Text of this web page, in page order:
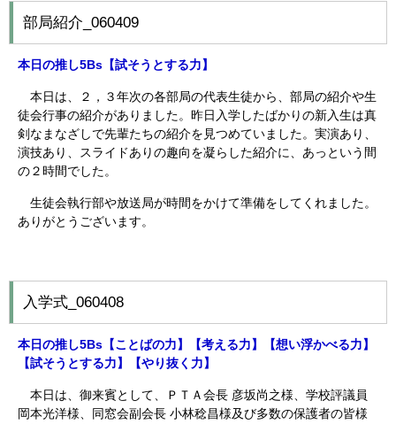
部局紹介_060409
本日の推し5Bs 【試そうとする力】
本日は、２，３年次の各部局の代表生徒から、部局の紹介や生
徒会行事の紹介がありました。昨日入学したばかりの新入生は真
剣なまなざしで先輩たちの紹介を見つめていました。実演あり、
演技あり、スライドありの趣向を凝らした紹介に、あっという間
の２時間でした。
生徒会執行部や放送局が時間をかけて準備をしてくれました。
ありがとうございます。
入学式_060408
本日の推し5Bs【ことばの力】【考える力】【想い浮かべる力】
【試そうとする力】
【やり抜く力】
本日は、御来賓として、ＰＴＡ会長 彦坂尚之様、学校評議員
岡本光洋様、同窓会副会長 小林稔昌様及び多数の保護者の皆様